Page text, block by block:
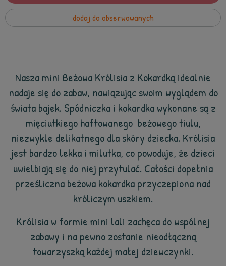
dodaj do obserwowanych
Nasza mini Beżowa Królisia z Kokardką idealnie
nadaje się do zabaw, nawiązując swoim wyglądem do
świata bajek. Spódniczka i kokardka wykonane są z
mięciutkiego haftowanego beżowego tiulu,
niezwykle delikatnego dla skóry dziecka. Królisia
jest bardzo lekka i milutka, co powoduje, że dzieci
uwielbiają się do niej przytulać. Całości dopełnia
prześliczna beżowa kokardka przyczepiona nad
króliczym uszkiem.
Królisia w formie mini lali zachęca do wspólnej
zabawy i na pewno zostanie nieodłączną
towarzyszką każdej małej dziewczynki.